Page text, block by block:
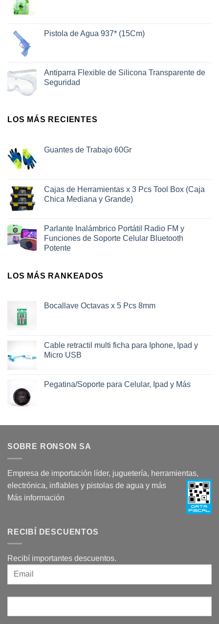
Pistola de Agua 937* (15Cm)
Antiparra Flexible de Silicona Transparente de
Seguridad
LOS MÁS RECIENTES
Guantes de Trabajo 60Gr
Cajas de Herramientas x 3 Pcs Tool Box (Caja
Chica Mediana y Grande)
Parlante Inalámbrico Portátil Radio FM y
Funciones de Soporte Celular Bluetooth
Potente
LOS MÁS RANKEADOS
Bocallave Octavas x 5 Pcs 8mm
Cable retractil multi ficha para Iphone, Ipad y
Micro USB
Pegatina/Soporte para Celular, Ipad y Más
SOBRE RONSON SA
Empresa de importación líder, juguetería, herramientas,
electrónica, inflables y pistolas de agua y más
Más información
RECIBÍ DESCUENTOS
Recibí importantes descuentos.